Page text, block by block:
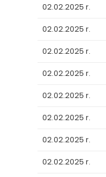
02.02.2025 r.
02.02.2025 r.
02.02.2025 r.
02.02.2025 r.
02.02.2025 r.
02.02.2025 r.
02.02.2025 r.
02.02.2025 r.